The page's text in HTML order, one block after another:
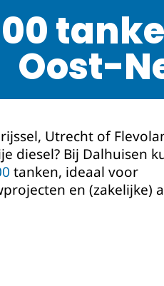
Oost-
Utrecht of
diesel? Bij Dalhuisen
tanken, ideaal voor
en (zakelijke)